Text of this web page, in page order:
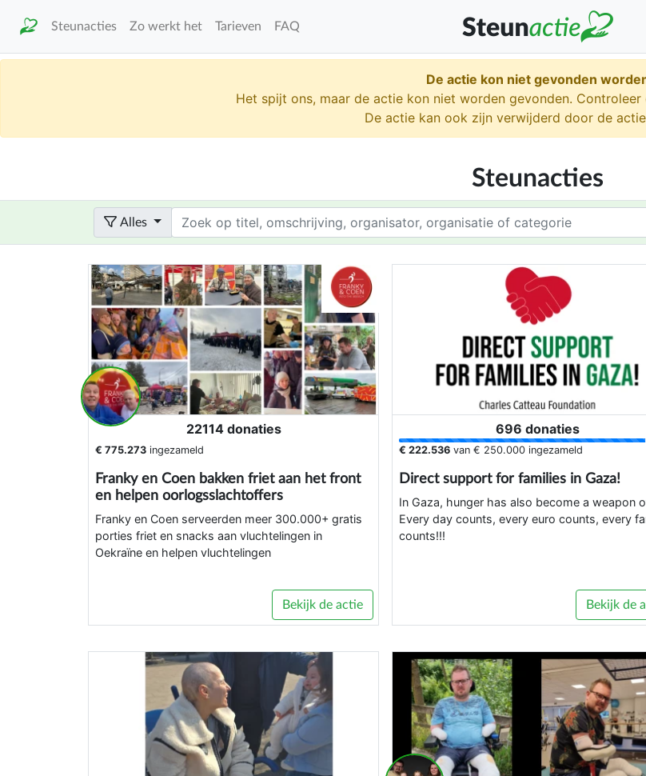
Steunacties Zo werkt het Tarieven FAQ
De actie kon niet gevonden
Het spijt ons, maar de actie kon niet worden gevonden.
De actie kan ook zijn verwijderd door de
Steunacties
Alles Term
22114 donaties
€ 775.273 ingezameld
Franky en Coen bakken friet aan het front
en helpen oorlogsslachtoffers
Franky en Coen serveerden meer 300.000+ gratis
porties friet en snacks aan vluchtelingen in
Oekraïne en helpen vluchtelingen
Bekijk de actie
696 donaties
€ 222.536 van € 250.000 ingezameld
Direct support for families in Gaza!
In Gaza, hunger has also become a weapon
Every day counts, every euro counts, every
counts!!!
Bekijk de